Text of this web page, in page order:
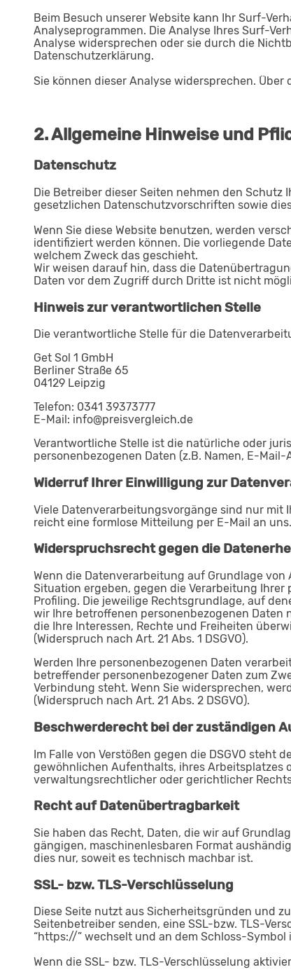
Beim Besuch unserer Website kann Ihr Surf-
Analyseprogrammen. Die Analyse Ihres Surf-
Analyse widersprechen oder sie durch die
Datenschutzerklärung.
Sie können dieser Analyse widersprechen.
2. Allgemeine Hinweise und
Datenschutz
Die Betreiber dieser Seiten nehmen den
gesetzlichen Datenschutzvorschriften sowie
Wenn Sie diese Website benutzen, werden
identifiziert werden können. Die vorliegende
welchem Zweck das geschieht.
Wir weisen darauf hin, dass die
Daten vor dem Zugriff durch Dritte ist nicht
Hinweis zur verantwortlichen Stelle
Die verantwortliche Stelle für die
Get Sol 1 GmbH
Berliner Straße 65
04129 Leipzig
Telefon: 0341 39373777
E-Mail: info@preisvergleich.de
Verantwortliche Stelle ist die natürliche oder
personenbezogenen Daten (z.B. Namen, E-
Widerruf Ihrer Einwilligung zur
Viele Datenverarbeitungsvorgänge sind nur mit
reicht eine formlose Mitteilung per E-Mail an
Widerspruchsrecht gegen die
Wenn die Datenverarbeitung auf Grundlage von
Situation ergeben, gegen die Verarbeitung
Profiling. Die jeweilige Rechtsgrundlage, auf
wir Ihre betroffenen personenbezogenen
die Ihre Interessen, Rechte und Freiheiten
(Widerspruch nach Art. 21 Abs. 1 DSGVO).
Werden Ihre personenbezogenen Daten
betreffender personenbezogener Daten zum
Verbindung steht. Wenn Sie widersprechen,
(Widerspruch nach Art. 21 Abs. 2 DSGVO).
Beschwerderecht bei der zuständigen
Im Falle von Verstößen gegen die DSGVO
gewöhnlichen Aufenthalts, ihres Arbeitsplatzes
verwaltungsrechtlicher oder gerichtlicher
Recht auf Datenübertragbarkeit
Sie haben das Recht, Daten, die wir auf
gängigen, maschinenlesbaren Format
dies nur, soweit es technisch machbar ist.
SSL- bzw. TLS-Verschlüsselung
Diese Seite nutzt aus Sicherheitsgründen und
Seitenbetreiber senden, eine SSL-bzw. TLS-
“https://” wechselt und an dem Schloss-Symbol
Wenn die SSL- bzw. TLS-Verschlüsselung